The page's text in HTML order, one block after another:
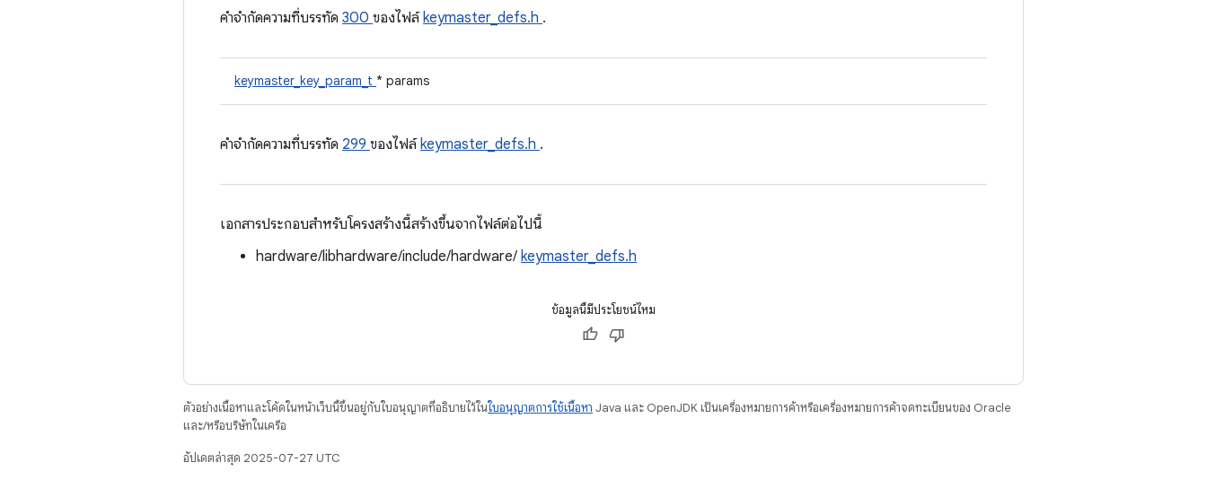
คําจํากัดความที่บรรทัด 300 ของไฟล์keymaster_defs.h .
keymaster_key_param_t * params
คําจํากัดความที่บรรทัด 299 ของไฟล์keymaster_defs.h .
เอกสารประกอบสำหรับโครงสร้างนี้สร้างขึ้นจากไฟล์ต่อไปนี้
hardware/libhardware/include/hardware/ keymaster_defs.h
ข้อมูลนี้มีประโยชน์ไหม
ตัวอย่างเนื้อหาและโค้ดในหน้าเว็บนี้ขึ้นอยู่กับใบอนุญาตที่อธิบายไว้ในใบอนุญาตการใช้เนื้อหา Java และ OpenJDK เป็นเครื่องหมายการค้าหรือเครื่องหมายการค้าจดทะเบียนของ Oracle
และ/หรือบริษัทในเครือ
อัปเดตล่าสุด 2025-07-27 UTC